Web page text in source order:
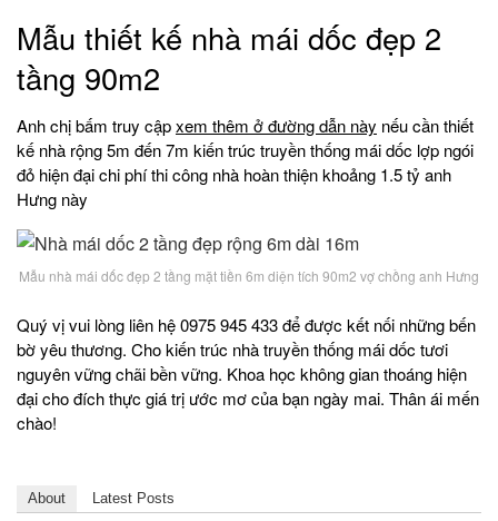
Mẫu thiết kế nhà mái dốc đẹp 2
tầng 90m2
Anh chị bấm truy cậpxem thêm ở đường dẫn này nếu cần thiết
kế nhà rộng 5m đến 7m kiến trúc truyền thống mái dốc lợp ngói
đỏ hiện đại chi phí thi công nhà hoàn thiện khoảng 1.5 tỷ anh
Hưng này
Mẫu nhà mái dốc đẹp 2 tầng mặt tiền 6m diện tích 90m2 vợ chồng anh Hưng
Quý vị vui lòng liên hệ 0975 945 433 để được kết nối những bến
bờ yêu thương. Cho kiến trúc nhà truyền thống mái dốc tươi
nguyên vững chãi bền vững. Khoa học không gian thoáng hiện
đại cho đích thực giá trị ước mơ của bạn ngày mai. Thân ái mến
chào!
About Latest Posts